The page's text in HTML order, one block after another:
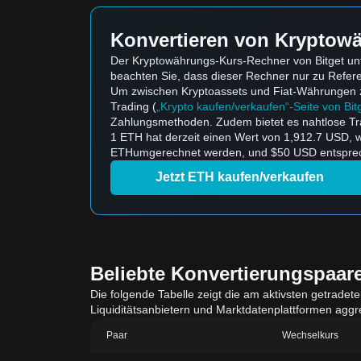
Konvertieren von
Der Kryptowährungs-Kurs-Rechner von Bitget
beachten Sie, dass dieser Rechner nur zu
Um zwischen Kryptoassets und Fiat-
Trading ( „Krypto kaufen/verkaufen“-Seite von
Zahlungsmethoden. Zudem bietet es nahtlose
1 ETH hat derzeit einen Wert von 1,912.7 USD,
ETHumgerechnet werden, und $50 USD
Jetzt ETH kaufen/verkaufen
Beliebte
Die folgende Tabelle zeigt die am aktivsten
Liquiditätsanbietern und Marktdatenplattformen
Paar Wechselkurs